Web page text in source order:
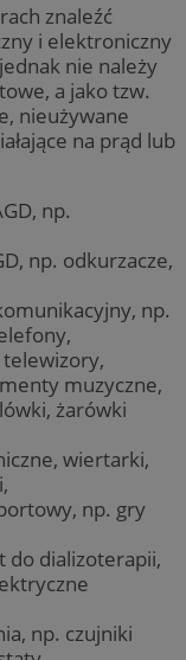
znaleźć
i elektroniczny
nie należy
a jako tzw.
nieużywane
na prąd lub
np.
np. odkurzacze,
np.
muzyczne,
żarówki
wiertarki,
np. gry
do dializoterapii,
np. czujniki